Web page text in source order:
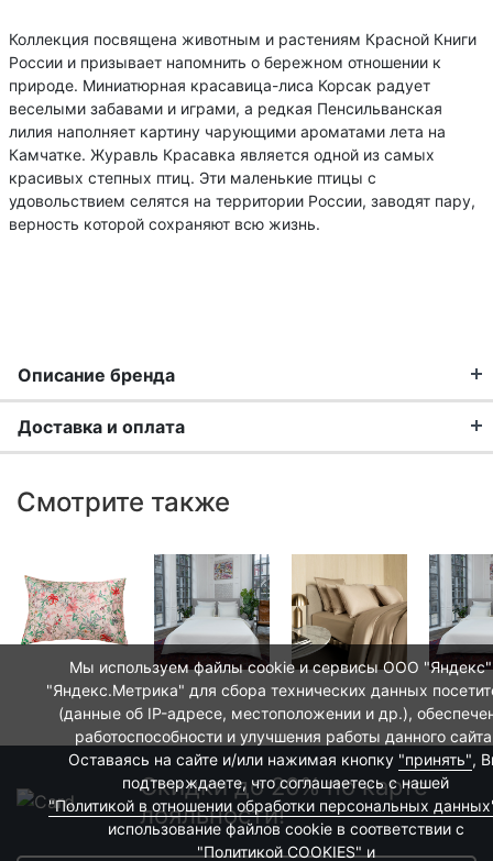
Mollen
Коллекция посвящена животным и растениям Красной Книги
России и призывает напомнить о бережном отношении к
природе. Миниатюрная красавица-лиса Корсак радует
веселыми забавами и играми, а редкая Пенсильванская
лилия наполняет картину чарующими ароматами лета на
Камчатке. Журавль Красавка является одной из самых
красивых степных птиц. Эти маленькие птицы с
удовольствием селятся на территории России, заводят пару,
верность которой сохраняют всю жизнь.
Описание бренда
Mollen – домашний текстиль премиум-класса
российского производства, не имеющий аналогов
в мире благодаря уникальной разработке
капсульных коллекций продукции, которые
Вдохновленные корнями своей семьи и
историями, передающимися из поколения в
поколение, Mollen создали принципиально новый
подход к оформлению интерьера. Коллекции
бренда включают в себя постельное белье,
домашнюю одежду и парфюм, объединенные
общей палитрой и настроением.
Доставка и оплата
Доставка в Москве и области
В Москве и Московской области доставка
курьером до двери.
Стоимость доставки в Москве в пределах МКАД
399 руб., в Московской Области и Москве за
МКАД599 руб.Интервал доставки по Московской
области - с 10 до 22 часов.
При заказе в пункт выдачи СДЭК доставка по
Москве рассчитывается согласно тарифу СДЭК.
Доставка в пункт выдачи осуществляется только
предоплаченных заказов.
Смотрите также
Скидки до 20% по карте
лояльности!
Мы используем файлы cookie и сервисы ООО
"Яндекс.Метрика" для сбора технических данных
(данные об IP-адресе, местоположении и др.),
работоспособности и улучшения работы данного
Оставаясь на сайте и/или нажимая кнопку "принять",
подтверждаете, что соглашаетесь с нашей
"Политикой в отношении обработки персональных
использование файлов cookie в соответствии с
"Политикой COOKIES"и